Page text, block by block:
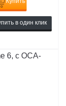
в один клик
6, с ОСА-